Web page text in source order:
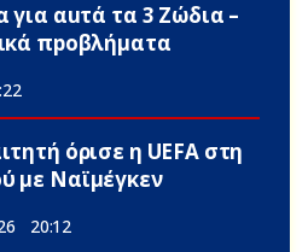
για αuτά τα 3 Zώδια –
πpοβλήματα
όρισε η UEFA στη
με Ναϊμέγκεν
20:12